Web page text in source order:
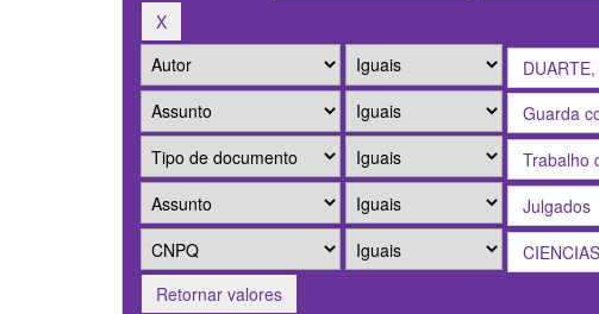
Retornar valores